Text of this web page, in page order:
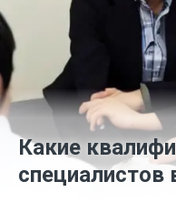
Какие
специалистов